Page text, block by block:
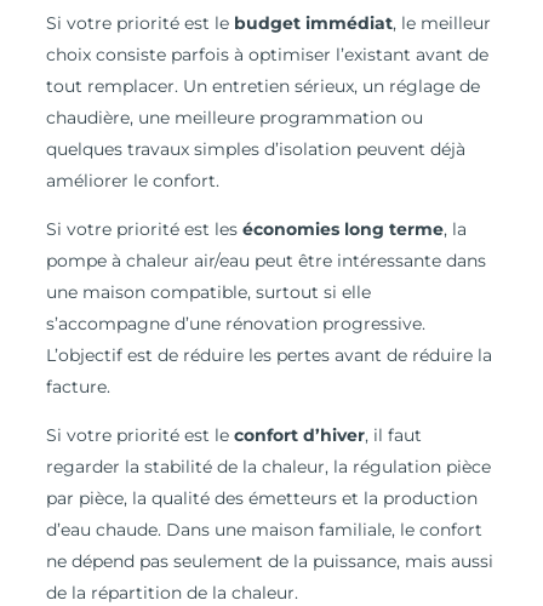
Si votre priorité est le budget immédiat, le meilleur
choix consiste parfois à optimiser l’existant avant de
tout remplacer. Un entretien sérieux, un réglage de
chaudière, une meilleure programmation ou
quelques travaux simples d’isolation peuvent déjà
améliorer le confort.
Si votre priorité est les économies long terme, la
pompe à chaleur air/eau peut être intéressante dans
une maison compatible, surtout si elle
s’accompagne d’une rénovation progressive.
L’objectif est de réduire les pertes avant de réduire la
facture.
Si votre priorité est le confort d’hiver, il faut
regarder la stabilité de la chaleur, la régulation pièce
par pièce, la qualité des émetteurs et la production
d’eau chaude. Dans une maison familiale, le confort
ne dépend pas seulement de la puissance, mais aussi
de la répartition de la chaleur.